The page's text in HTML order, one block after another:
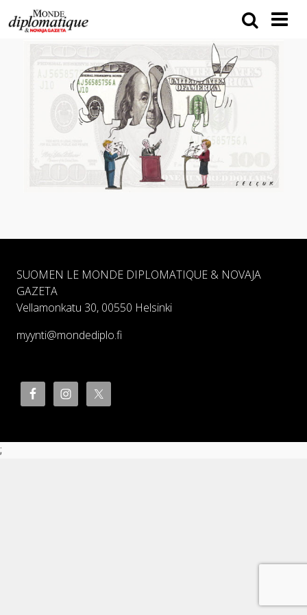
SUOMEN LE MONDE DIPLOMATIQUE & NOVAJA
GAZETA
Vellamonkatu 30, 00550 Helsinki
myynti@mondediplo.fi
;